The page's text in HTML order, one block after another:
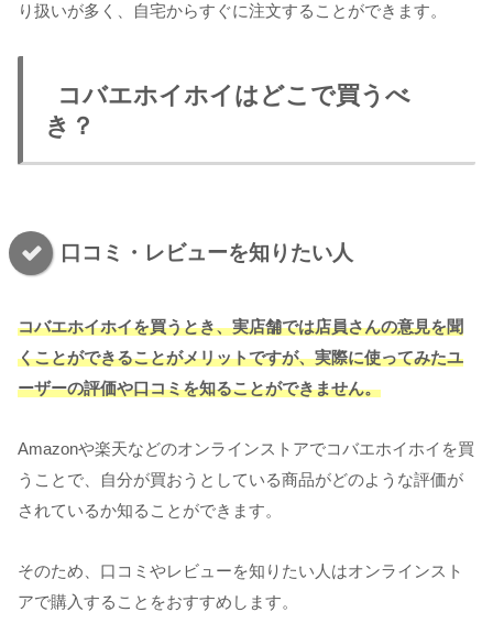
り扱いが多く、自宅からすぐに注文することができます。
コバエホイホイはどこで買うべ
き？
口コミ・レビューを知りたい人
コバエホイホイを買うとき、実店舗では店員さんの意見を聞
くことができることがメリットですが、実際に使ってみたユ
ーザーの評価や口コミを知ることができません。
Amazonや楽天などのオンラインストアでコバエホイホイを買
うことで、自分が買おうとしている商品がどのような評価が
されているか知ることができます。
そのため、口コミやレビューを知りたい人はオンラインスト
アで購入することをおすすめします。